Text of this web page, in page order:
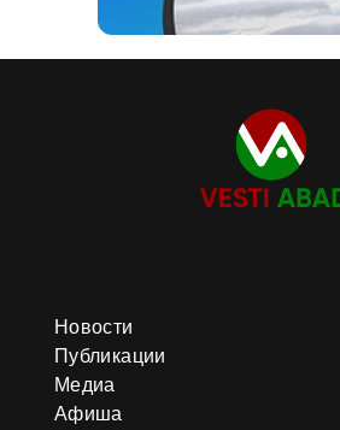
Новости
Публикации
Медиа
Афиша